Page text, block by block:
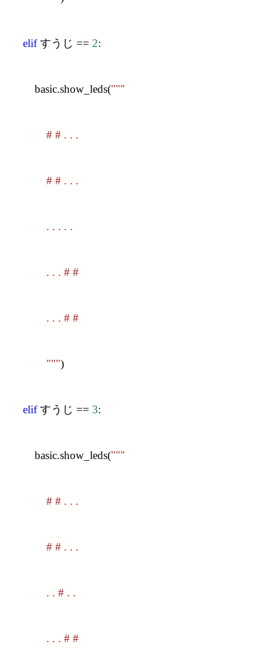
elif すうじ == 2:
basic.show_leds("""
# # . . .
# # . . .
. . . . .
. . . # #
. . . # #
""")
elif すうじ == 3:
basic.show_leds("""
# # . . .
# # . . .
. . # . .
. . . # #